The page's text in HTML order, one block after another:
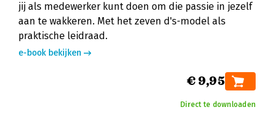
jij als medewerker kunt doen om die passie in jezelf
aan te wakkeren. Met het zeven d's-model als
praktische leidraad.
e-book bekijken
€ 9,95
Direct te downloaden